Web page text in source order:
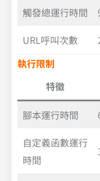
觸發總運行時間
URL呼叫次數
執行限制
特徵
腳本運行時間
自定義函數運行
時間